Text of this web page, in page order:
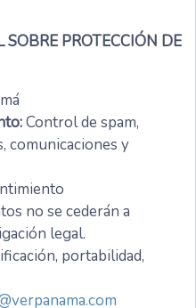
PROTECCIÓN DE
Control de spam,
comunicaciones y
no se cederán a
legal.
portabilidad,